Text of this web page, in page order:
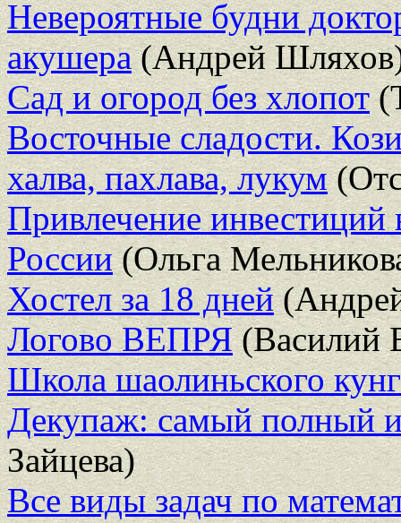
Невероятные будни
акушера(Андрей
Сад и огород без хлопот
Восточные сладости.
халва, пахлава, лукум
Привлечение
России(Ольга
Хостел за 18 дней
Логово ВЕПРЯ(Василий
Школа шаолиньского
Декупаж: самый полный
Зайцева)
Все виды задач по